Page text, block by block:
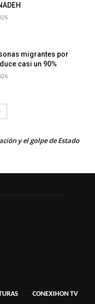
migrantes por
casi un 90%
y el golpe de Estado
CONEXIHON TV